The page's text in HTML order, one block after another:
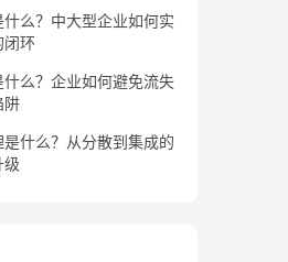
么？中大型企业如何实
闭环
么？企业如何避免流失
阱
什么？从分散到集成的
级